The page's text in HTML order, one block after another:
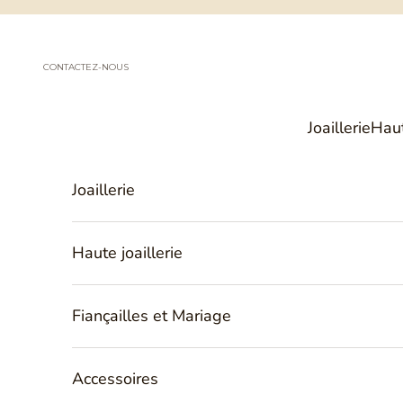
Passer au contenu
Joaillerie
CONTACTEZ-NOUS
Joaillerie
Haute joaillerie
Fiançailles et Mariage
Accessoires